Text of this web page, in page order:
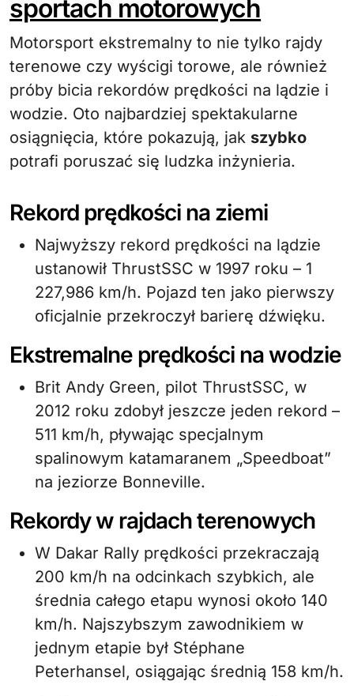
sportach motorowych
Motorsport ekstremalny to nie tylko rajdy
terenowe czy wyścigi torowe, ale również
próby bicia rekordów prędkości na lądzie i
wodzie. Oto najbardziej spektakularne
osiągnięcia, które pokazują, jak szybko
potrafi poruszać się ludzka inżynieria.
Rekord prędkości na ziemi
Najwyższy rekord prędkości na lądzie
ustanowił ThrustSSC w 1997 roku – 1
227,986 km/h. Pojazd ten jako pierwszy
oficjalnie przekroczył barierę dźwięku.
Ekstremalne prędkości na wodzie
Brit Andy Green, pilot ThrustSSC, w
2012 roku zdobył jeszcze jeden rekord –
511 km/h, pływając specjalnym
spalinowym katamaranem „Speedboat”
na jeziorze Bonneville.
Rekordy w rajdach terenowych
W Dakar Rally prędkości przekraczają
200 km/h na odcinkach szybkich, ale
średnia całego etapu wynosi około 140
km/h. Najszybszym zawodnikiem w
jednym etapie był Stéphane
Peterhansel, osiągając średnią 158 km/h.